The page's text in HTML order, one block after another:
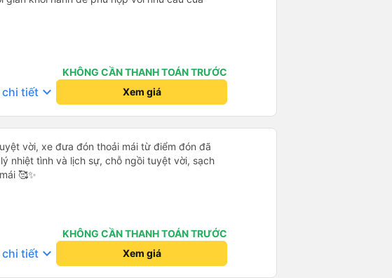
KHÔNG CẦN THANH TOÁN TRƯỚC
tiết keyboard_arrow_down Xem giá
vời, xe đưa đón thoải mái từ điểm đón đã
nhiệt tình và lịch sự, chỗ ngồi tuyệt vời, sạch
🥰✨
KHÔNG CẦN THANH TOÁN TRƯỚC
tiết keyboard_arrow_down Xem giá